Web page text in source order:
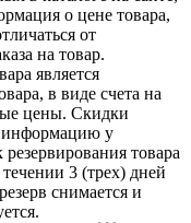
о цене товара,
от
на товар.
является
в виде счета на
цены. Скидки
информацию у
товара
3 (трех) дней
снимается и